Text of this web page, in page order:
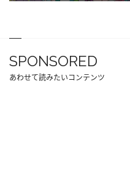
SPONSORED
あわせて読みたいコンテンツ